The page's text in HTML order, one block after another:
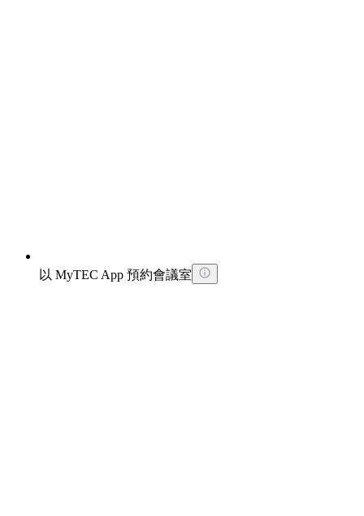
以 MyTEC App 預約會議室